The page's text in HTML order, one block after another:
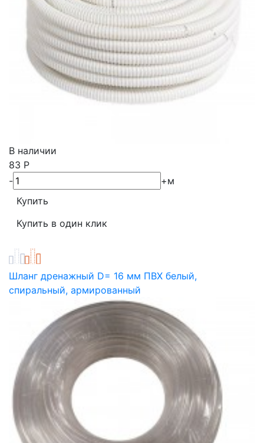
В наличии
83 Р
-
+м
Шланг дренажный D= 16 мм ПВХ белый,
спиральный, армированный